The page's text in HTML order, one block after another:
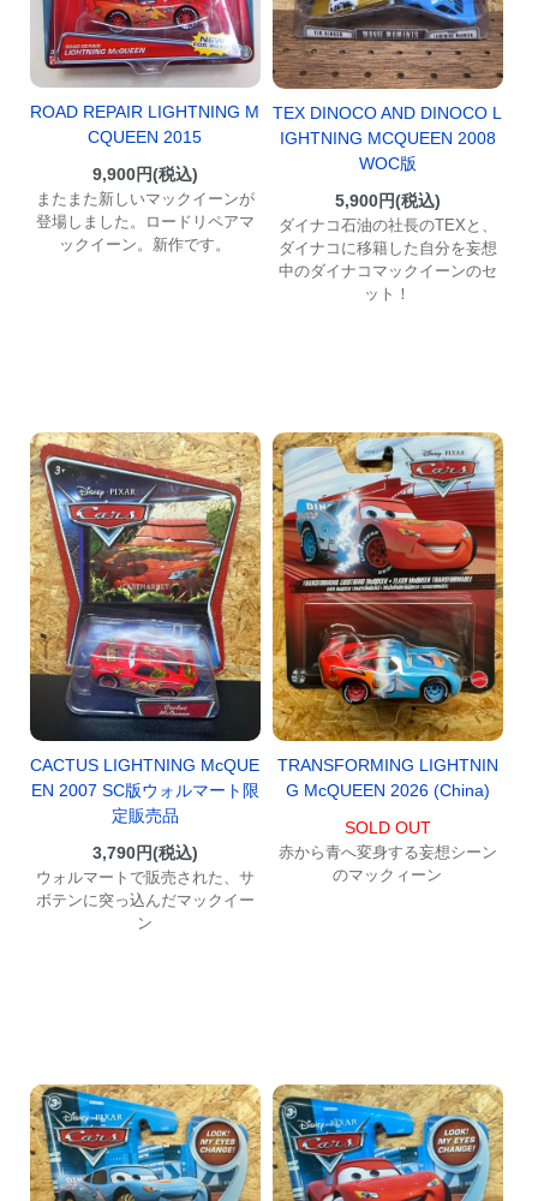
ROAD REPAIR LIGHTNING M
CQUEEN 2015
9,900円(税込)
またまた新しいマックイーンが
登場しました。ロードリペアマ
ックイーン。新作です。
TEX DINOCO AND DINOCO L
IGHTNING MCQUEEN 2008
WOC版
5,900円(税込)
ダイナコ石油の社長のTEXと、
ダイナコに移籍した自分を妄想
中のダイナコマックイーンのセ
ット！
CACTUS LIGHTNING McQUE
EN 2007 SC版ウォルマート限
定販売品
3,790円(税込)
ウォルマートで販売された、サ
ボテンに突っ込んだマックイー
ン
TRANSFORMING LIGHTNIN
G McQUEEN 2026 (China)
SOLD OUT
赤から青へ変身する妄想シーン
のマックィーン